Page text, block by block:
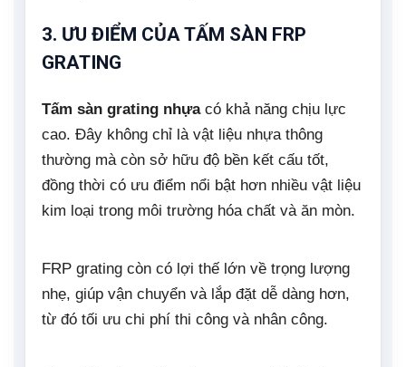
3. ƯU ĐIỂM CỦA TẤM SÀN FRP
GRATING
Tấm sàn grating nhựacó khả năng chịu lực
cao. Đây không chỉ là vật liệu nhựa thông
thường mà còn sở hữu độ bền kết cấu tốt,
đồng thời có ưu điểm nổi bật hơn nhiều vật liệu
kim loại trong môi trường hóa chất và ăn mòn.
FRP grating còn có lợi thế lớn về trọng lượng
nhẹ, giúp vận chuyển và lắp đặt dễ dàng hơn,
từ đó tối ưu chi phí thi công và nhân công.